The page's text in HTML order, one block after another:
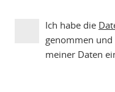
Ich habe die
genommen
meiner Daten